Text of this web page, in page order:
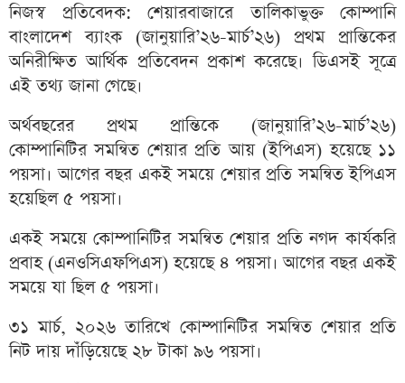
নিজস্ব প্রতিবেদক: শেয়ারবাজারে তালিকাভুক্ত কোম্পানি
বাংলাদেশ ব্যাংক (জানুয়ারি’২৬-মার্চ’২৬) প্রথম প্রান্তিকের
অনিরীক্ষিত আর্থিক প্রতিবেদন প্রকাশ করেছে। ডিএসই সূত্রে
এই তথ্য জানা গেছে।
অর্থবছরের প্রথম প্রান্তিকে (জানুয়ারি’২৬-মার্চ’২৬)
কোম্পানিটির সমন্বিত শেয়ার প্রতি আয় (ইপিএস) হয়েছে ১১
পয়সা। আগের বছর একই সময়ে শেয়ার প্রতি সমন্বিত ইপিএস
হয়েছিল ৫ পয়সা।
একই সময়ে কোম্পানিটির সমন্বিত শেয়ার প্রতি নগদ কার্যকরি
প্রবাহ (এনওসিএফপিএস) হয়েছে ৪ পয়সা। আগের বছর একই
সময়ে যা ছিল ৫ পয়সা।
৩১ মার্চ, ২০২৬ তারিখে কোম্পানিটির সমন্বিত শেয়ার প্রতি
নিট দায় দাঁড়িয়েছে ২৮ টাকা ৯৬ পয়সা।